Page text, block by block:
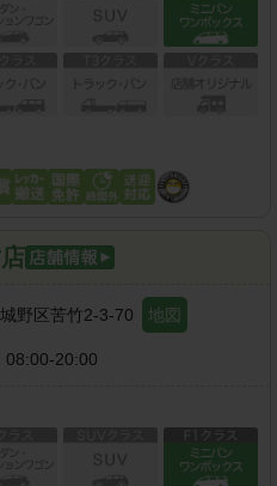
野区苦竹2-3-70 地図
08:00-20:00